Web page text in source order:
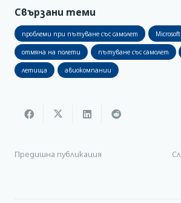
Свързани теми
проблеми при пътуване със самолет Microsoft
отмяна на полети пътуване със самолет
летища авиокомпании
Предишна публикация